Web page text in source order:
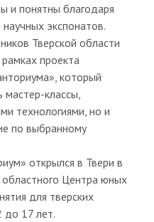
и понятны благодаря
экспонатов.
Тверской области
проекта
который
классы,
технологиями, но и
по выбранному
открылся в Твери в
областного Центра юных
для тверских
до 17 лет.